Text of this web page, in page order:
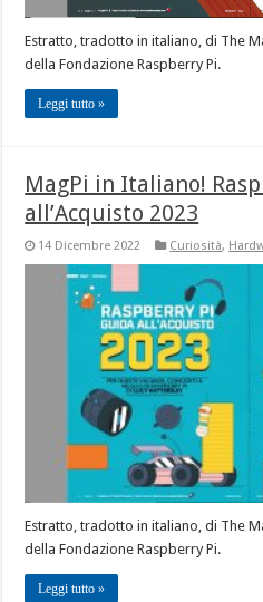
Estratto, tradotto in italiano, di The
della Fondazione Raspberry Pi.
Leggi tutto »
MagPi in Italiano!
all’Acquisto 2023
14 Dicembre 2022 Curiosità,
Estratto, tradotto in italiano, di The
della Fondazione Raspberry Pi.
Leggi tutto »